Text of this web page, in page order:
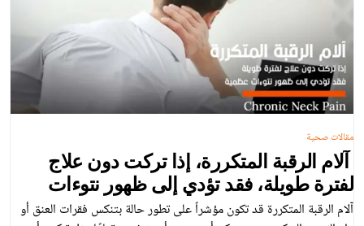
آلام الرقبة المتكررة، إذا تركت دون علاج
لفترة طويلة، فقد تؤدي إلى ظهور نتوءات
عظمية.
آلام الرقبة المتكررة قد تكون مؤشراً على تطور حالة بتنكس فقرات العنق أو
مقالات صحية